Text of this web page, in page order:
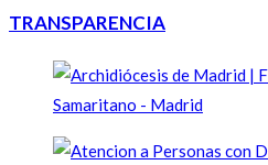
TRANSPARENCIA